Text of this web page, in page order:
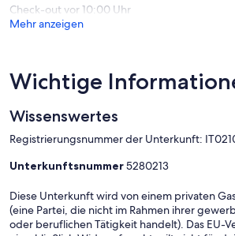
Check-out vor 10:00 Uhr
Mehr anzeigen
Wichtige
Wissenswertes
Registrierungsnummer der Unterkunft:
Unterkunftsnummer5280213
Diese Unterkunft wird von einem privaten
(eine Partei, die nicht im Rahmen ihrer
oder beruflichen Tätigkeit handelt). Das EU-